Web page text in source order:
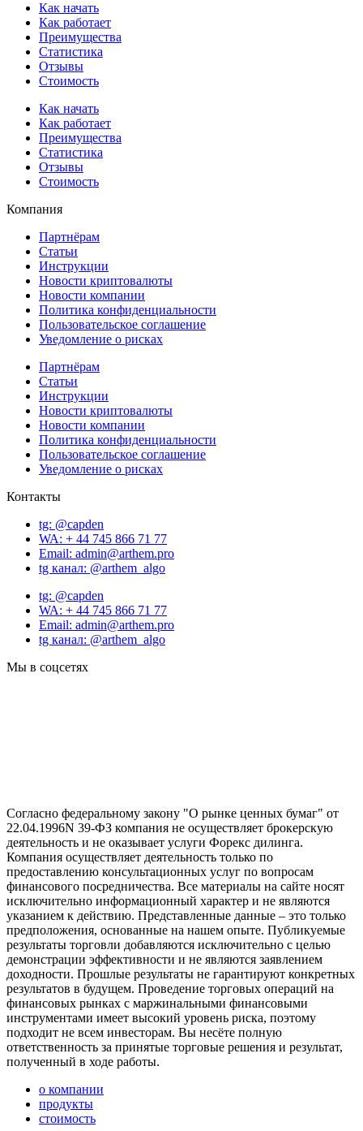
Как начать
Как работает
Преимущества
Статистика
Отзывы
Стоимость
Как начать
Как работает
Преимущества
Статистика
Отзывы
Стоимость
Компания
Партнёрам
Статьи
Инструкции
Новости криптовалюты
Новости компании
Политика конфиденциальности
Пользовательское соглашение
Уведомление о рисках
Партнёрам
Статьи
Инструкции
Новости криптовалюты
Новости компании
Политика конфиденциальности
Пользовательское соглашение
Уведомление о рисках
Контакты
tg: @capden
WA: + 44 745 866 71 77
Email: admin@arthem.pro
tg канал: @arthem_algo
tg: @capden
WA: + 44 745 866 71 77
Email: admin@arthem.pro
tg канал: @arthem_algo
Мы в соцсетях
Согласно федеральному закону "О рынке ценных бумаг" от
22.04.1996N 39-ФЗ компания не осуществляет брокерскую
деятельность и не оказывает услуги Форекс дилинга.
Компания осуществляет деятельность только по
предоставлению консультационных услуг по вопросам
финансового посредничества. Все материалы на сайте носят
исключительно информационный характер и не являются
указанием к действию. Представленные данные – это только
предположения, основанные на нашем опыте. Публикуемые
результаты торговли добавляются исключительно с целью
демонстрации эффективности и не являются заявлением
доходности. Прошлые результаты не гарантируют конкретных
результатов в будущем. Проведение торговых операций на
финансовых рынках с маржинальными финансовыми
инструментами имеет высокий уровень риска, поэтому
подходит не всем инвесторам. Вы несёте полную
ответственность за принятые торговые решения и результат,
полученный в ходе работы.
о компании
продукты
стоимость